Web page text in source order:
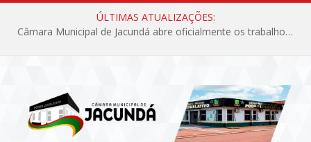
ÚLTIMAS ATUALIZAÇÕES:
Câmara Municipal de Jacundá abre oficialmente os trabalhos legislativos de 2026